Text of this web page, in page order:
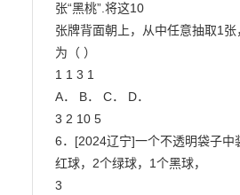
张“黑桃”.将这10
张牌背面朝上，从中任意抽取1张
为（ ）
1 1 3 1
A． B． C． D．
3 2 10 5
6．[2024辽宁]一个不透明袋子中
红球，2个绿球，1个黑球，
3